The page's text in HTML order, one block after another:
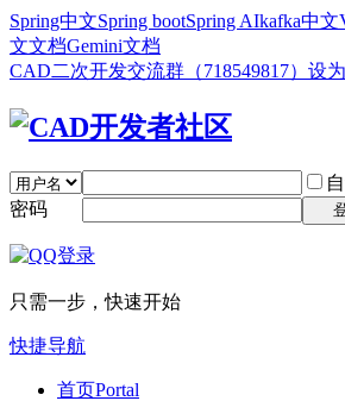
Spring中文Spring bootSpring AIkafka中文
文文档Gemini文档
CAD二次开发交流群（718549817） 设
密码
只需一步，快速开始
快捷导航
首页Portal